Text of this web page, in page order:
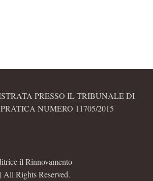
PRESSO IL TRIBUNALE DI
NUMERO 11705/2015
il Rinnovamento
All Rights Reserved.